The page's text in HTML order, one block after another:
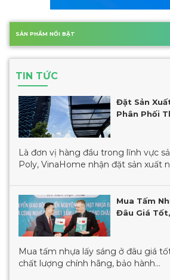
SẢN PHẨM NỔI BẬT
TIN TỨC
Đặt Sản
Phân Phối
Là đơn vị hàng đầu trong lĩnh vực
Poly, VinaHome nhận đặt sản xuất
Mua Tấm
Đâu Giá
Mua tấm nhựa lấy sáng ở đâu giá
chất lượng chính hãng, bảo hành...